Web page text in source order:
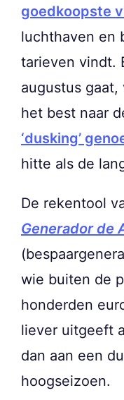
goedkoopste
luchthaven en
tarieven vindt.
augustus
het best naar
‘dusking’
hitte als de
De rekentool
Generador de
wie buiten de
honderden
liever uitgeeft
dan aan een
hoogseizoen.